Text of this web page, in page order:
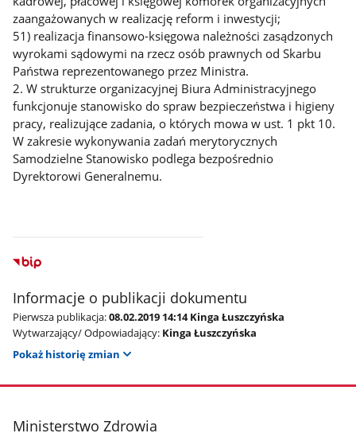
zaangażowanych w realizację reform i inwestycji;
51) realizacja finansowo-księgowa należności zasądzonych
wyrokami sądowymi na rzecz osób prawnych od Skarbu
Państwa reprezentowanego przez Ministra.
2. W strukturze organizacyjnej Biura Administracyjnego
funkcjonuje stanowisko do spraw bezpieczeństwa i higieny
pracy, realizujące zadania, o których mowa w ust. 1 pkt 10.
W zakresie wykonywania zadań merytorycznych
Samodzielne Stanowisko podlega bezpośrednio
Dyrektorowi Generalnemu.
Informacje o publikacji dokumentu
Pierwsza publikacja:08.02.2019 14:14 Kinga Łuszczyńska
Wytwarzający/ Odpowiadający: Kinga Łuszczyńska
Pokaż historię zmian
stopka
Ministerstwo Zdrowia